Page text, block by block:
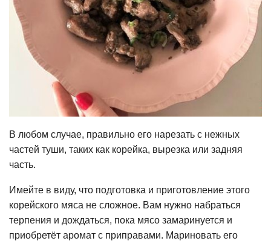
В любом случае, правильно его нарезать с нежных
частей туши, таких как корейка, вырезка или задняя
часть.
Имейте в виду, что подготовка и приготовление этого
корейского мяса не сложное. Вам нужно набраться
терпения и дождаться, пока мясо замаринуется и
приобретёт аромат с приправами. Мариновать его